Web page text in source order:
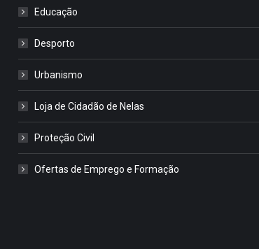
Educação
Desporto
Urbanismo
Loja de Cidadão de Nelas
Proteção Civil
Ofertas de Emprego e Formação